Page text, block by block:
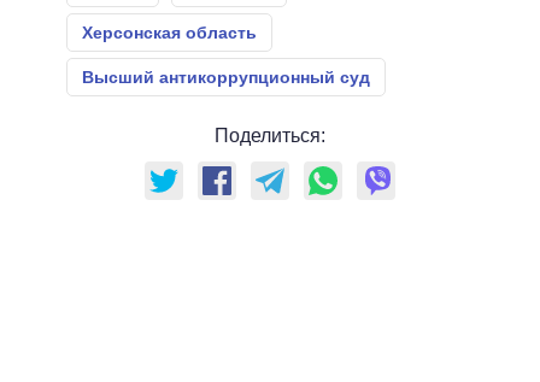
Херсонская область
Высший антикоррупционный суд
Поделиться: